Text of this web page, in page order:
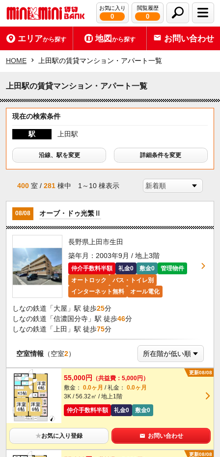
お気に入り
0
閲覧履歴
0
エリアから探す 地図から探す お問い合わせ
HOME 上田駅の賃貸マンション・アパート一覧
上田駅の賃貸マンション・アパート一覧
現在の検索条件
駅 上田駅
沿線、駅を変更 詳細条件を変更
400 室 /281 棟中 1～10 棟表示
08/08 オーブ・ドゥ光繁Ⅱ
長野県上田市生田
築年月：2003年9月 / 地上3階
仲介手数料半額 礼金0 敷金0
管理物件
オートロック
バス・トイレ別
インターネット無料
オール電化
しなの鉄道「大屋」駅 徒歩25分
しなの鉄道「信濃国分寺」駅 徒歩46分
しなの鉄道「上田」駅 徒歩75分
空室情報 （空室2）
更新08/08
55,000円
（共益費：5,000円）
敷金： 0.0ヶ月 / 礼金： 0.0ヶ月
3K / 56.32㎡ / 地上1階
仲介手数料半額
礼金0 敷金0
★お気に入り登録 お問い合わせ
更新08/08